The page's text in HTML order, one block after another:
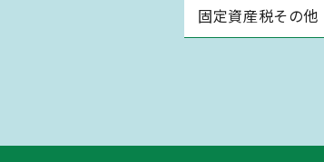
固定資産税その他